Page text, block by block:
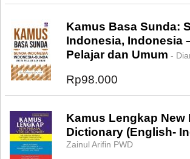
Kamus Basa Sunda:
Indonesia, Indonesia
Pelajar dan Umum -
Rp98.000
Kamus Lengkap New
Dictionary (English-
Zainul Arifin PWD